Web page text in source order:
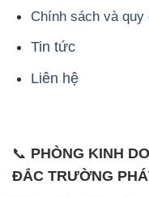
Chính sách và quy
Tin tức
Liên hệ
📞 PHÒNG KINH
ĐẮC TRƯỜNG